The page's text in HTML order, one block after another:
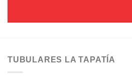
TUBULARES LA TAPATÍA